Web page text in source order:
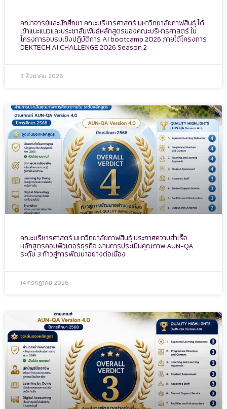
คณาจารย์และนักศึกษา คณะบริหารศาสตร์ มหาวิทยาลัยกาฬสินธุ์ ได้
เข้าแนะแนวและประชาสัมพันธ์หลักสูตรของคณะบริหารศาสตร์ ใน
โครงการอบรมเชิงปฏิบัติการ AI bootcamp 2026 ภายใต้โครงการ
DEKTECH AI CHALLENGE 2026 Season 2
3 สิงหาคม 2026
คณะบริหารศาสตร์ มหาวิทยาลัยกาฬสินธุ์ ประกาศความสำเร็จ
หลักสูตรคอมพิวเตอร์ธุรกิจ ผ่านการประเมินคุณภาพ AUN-QA
ระดับ 3 ก้าวสู่การพัฒนาอย่างต่อเนื่อง
14 กรกฎาคม 2026